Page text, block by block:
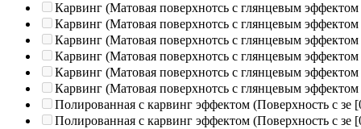
Карвинг (Матовая поверхнотсь с глянцевым эффектом
Карвинг (Матовая поверхнотсь с глянцевым эффектом
Карвинг (Матовая поверхнотсь с глянцевым эффектом
Карвинг (Матовая поверхнотсь с глянцевым эффектом
Карвинг (Матовая поверхнотсь с глянцевым эффектом
Карвинг (Матовая поверхнотсь с глянцевым эффектом
Полированная c карвинг эффектом (Поверхность с зе
Полированная c карвинг эффектом (Поверхность с зе